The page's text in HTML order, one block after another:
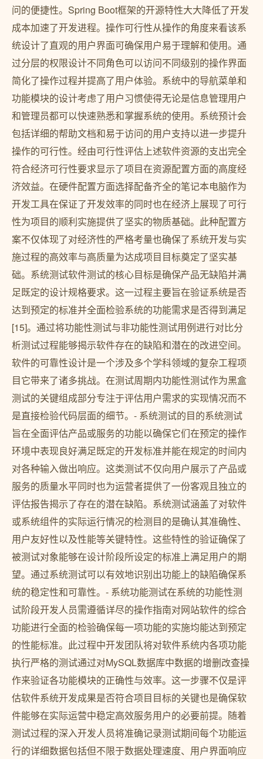
问的便捷性。Spring Boot框架的开源特性大大降低了开发
成本加速了开发进程。操作可行性从操作的角度来看该系
统设计了直观的用户界面可确保用户易于理解和使用。通
过分层的权限设计不同角色可以访问不同级别的操作界面
简化了操作过程并提高了用户体验。系统中的导航菜单和
功能模块的设计考虑了用户习惯使得无论是信息管理用户
和管理员都可以快速熟悉和掌握系统的使用。系统预计会
包括详细的帮助文档和易于访问的用户支持以进一步提升
操作的可行性。经由可行性评估上述软件资源的支出完全
符合经济可行性要求显示了项目在资源配置方面的高度经
济效益。在硬件配置方面选择配备齐全的笔记本电脑作为
开发工具在保证了开发效率的同时也在经济上展现了可行
性为项目的顺利实施提供了坚实的物质基础。此种配置方
案不仅体现了对经济性的严格考量也确保了系统开发与实
施过程的高效率与高质量为达成项目目标奠定了坚实基
础。系统测试软件测试的核心目标是确保产品无缺陷并满
足既定的设计规格要求。这一过程主要旨在验证系统是否
达到预定的标准并全面检验系统的功能需求是否得到满足
[15]。通过将功能性测试与非功能性测试用例进行对比分
析测试过程能够揭示软件存在的缺陷和潜在的改进空间。
软件的可靠性设计是一个涉及多个学科领域的复杂工程项
目它带来了诸多挑战。在测试周期内功能性测试作为黑盒
测试的关键组成部分专注于评估用户需求的实现情况而不
是直接检验代码层面的细节。- 系统测试的目的系统测试
旨在全面评估产品或服务的功能以确保它们在预定的操作
环境中表现良好满足既定的开发标准并能在规定的时间内
对各种输入做出响应。这类测试不仅向用户展示了产品或
服务的质量水平同时也为运营者提供了一份客观且独立的
评估报告揭示了存在的潜在缺陷。系统测试涵盖了对软件
或系统组件的实际运行情况的检测目的是确认其准确性、
用户友好性以及性能等关键特性。这些特性的验证确保了
被测试对象能够在设计阶段所设定的标准上满足用户的期
望。通过系统测试可以有效地识别出功能上的缺陷确保系
统的稳定性和可靠性。- 系统功能测试在系统的功能性测
试阶段开发人员需遵循详尽的操作指南对网站软件的综合
功能进行全面的检验确保每一项功能的实施均能达到预定
的性能标准。此过程中开发团队将对软件系统内各项功能
执行严格的测试通过对MySQL数据库中数据的增删改查操
作来验证各功能模块的正确性与效率。这一步骤不仅是评
估软件系统开发成果是否符合项目目标的关键也是确保软
件能够在实际运营中稳定高效服务用户的必要前提。随着
测试过程的深入开发人员将准确记录测试期间每个功能运
行的详细数据包括但不限于数据处理速度、用户界面响应